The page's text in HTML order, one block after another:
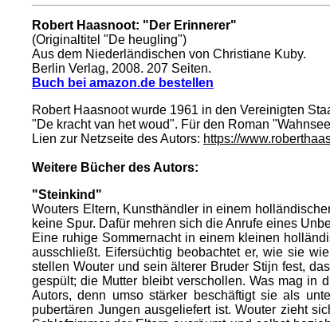
Robert Haasnoot: "Der Erinnerer"
(Originaltitel "De heugling")
Aus dem Niederländischen von Christiane Kuby.
Berlin Verlag, 2008. 207 Seiten.
Buch bei amazon.de bestellen
Robert Haasnoot wurde 1961 in den Vereinigten
"De kracht van het woud". Für den Roman
Lien zur Netzseite des Autors: https://
Weitere Bücher des Autors:
"Steinkind"
Wouters Eltern, Kunsthändler in einem
keine Spur. Dafür mehren sich die Anrufe eines
Eine ruhige Sommernacht in einem kleinen
ausschließt. Eifersüchtig beobachtet er, wie sie
stellen Wouter und sein älterer Bruder Stijn fest,
gespült; die Mutter bleibt verschollen. Was mag in
Autors, denn umso stärker beschäftigt sie als
pubertären Jungen ausgeliefert ist. Wouter zieht